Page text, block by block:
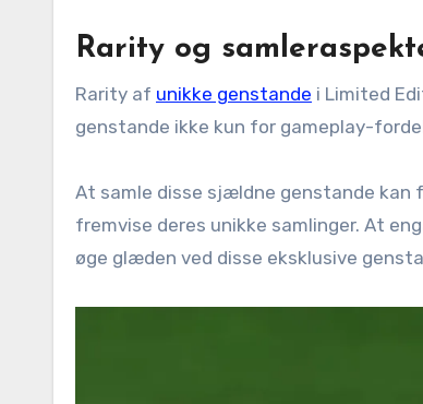
Rarity og
Rarity af unikke genstande i Limited
genstande ikke kun for gameplay-
At samle disse sjældne genstande kan
fremvise deres unikke samlinger. At
øge glæden ved disse eksklusive